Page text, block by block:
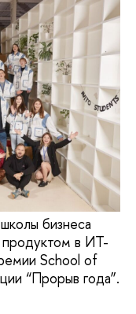
бизнеса
в ИТ-
School of
“Прорыв года”.